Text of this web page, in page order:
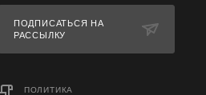
ПОДПИСАТЬСЯ НА
РАССЫЛКУ
ПОЛИТИКА